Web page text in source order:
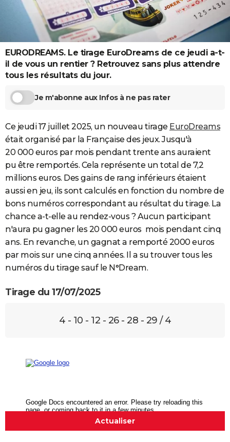
Destinations
City break
Voyage nature
Voyage de noces
Forum
PHOTO
GUIDES D'ACHAT
BONS PLANS
CARTE DE VOEUX
Carte de Noël
Carte Bonne année
Carte Saint-Valentin
Carte Pâques
Carte d'anniversaire
DICTIONNAIRE
COPAINS D'AVANT
S'inscrire
Se connecter
Lycées
Collèges
Primaires
Universités
Entreprises
Service militaire
Avis de recherche
FORUM
EURODREAMS. Le tirage EuroDreams de ce jeudi a-t-
il de vous un rentier ? Retrouvez sans plus attendre
tous les résultats du jour.
Je m'abonne aux Infos à ne pas rater
Ce jeudi 17 juillet 2025, un nouveau tirage EuroDreams
était organisé par la Française des jeux. Jusqu'à
20 000 euros par mois pendant trente ans auraient
pu être remportés. Cela représente un total de 7,2
millions euros. Des gains de rang inférieurs étaient
aussi en jeu, ils sont calculés en fonction du nombre de
bons numéros correspondant au résultat du tirage. La
chance a-t-elle au rendez-vous ? Aucun participant
n'aura pu gagner les 20 000 euros mois pendant cinq
ans. En revanche, un gagnat a remporté 2000 euros
par mois sur une cinq années. Il a su trouver tous les
numéros du tirage sauf le N°Dream.
Tirage du 17/07/2025
4 - 10 - 12 - 26 - 28 - 29 / 4